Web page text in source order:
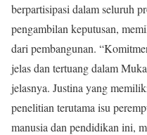
berpartisipasi dalam seluruh
pengambilan keputusan,
dari pembangunan.
jelas dan tertuang dalam
jelasnya. Justina yang
penelitian terutama isu
manusia dan pendidikan ini,